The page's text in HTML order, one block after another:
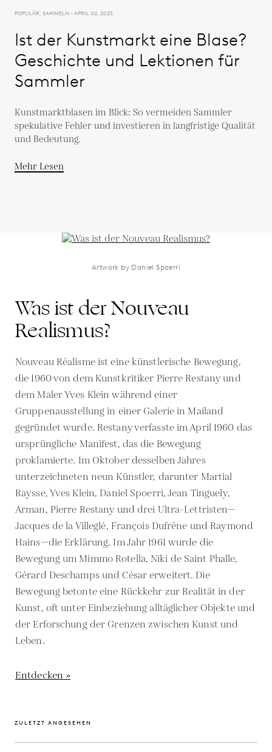
POPULÄR, SAMMELN - APRIL 02, 2025
Ist der Kunstmarkt eine Blase?
Geschichte und Lektionen für
Sammler
Kunstmarktblasen im Blick: So vermeiden Sammler
spekulative Fehler und investieren in langfristige Qualität
und Bedeutung.
Mehr Lesen
Artwork by Daniel Spoerri
Was ist der Nouveau
Realismus?
Nouveau Réalisme ist eine künstlerische Bewegung,
die 1960 von dem Kunstkritiker Pierre Restany und
dem Maler Yves Klein während einer
Gruppenausstellung in einer Galerie in Mailand
gegründet wurde. Restany verfasste im April 1960 das
ursprüngliche Manifest, das die Bewegung
proklamierte. Im Oktober desselben Jahres
unterzeichneten neun Künstler, darunter Martial
Raysse, Yves Klein, Daniel Spoerri, Jean Tinguely,
Arman, Pierre Restany und drei Ultra-Lettristen—
Jacques de la Villeglé, François Dufrêne und Raymond
Hains—die Erklärung. Im Jahr 1961 wurde die
Bewegung um Mimmo Rotella, Niki de Saint Phalle,
Gérard Deschamps und César erweitert. Die
Bewegung betonte eine Rückkehr zur Realität in der
Kunst, oft unter Einbeziehung alltäglicher Objekte und
der Erforschung der Grenzen zwischen Kunst und
Leben.
Entdecken »
ZULETZT ANGESEHEN